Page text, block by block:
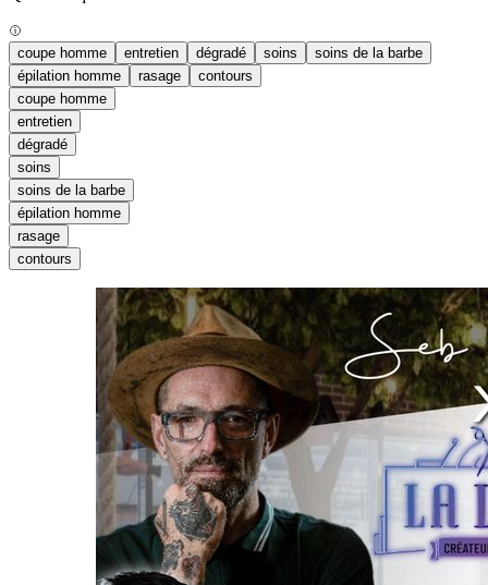
coupe homme entretien dégradé soins
soins de la barbe
épilation homme
rasage
contours
coupe homme
entretien
dégradé
soins
soins de la barbe
épilation homme
rasage
contours